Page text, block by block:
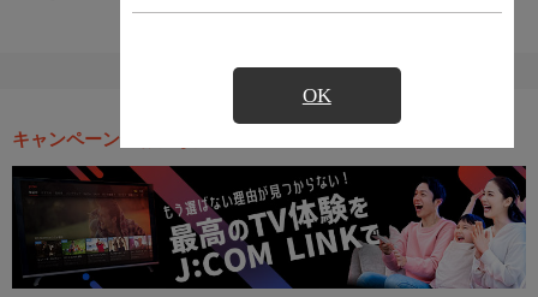
OK
キャンペーン・お得な情報